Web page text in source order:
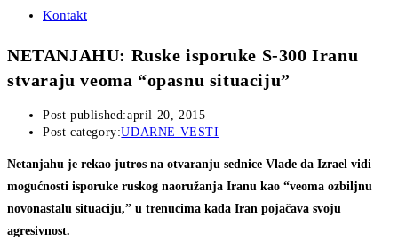
Kontakt
NETANJAHU: Ruske isporuke S-300 Iranu
stvaraju veoma “opasnu situaciju”
Post published:april 20, 2015
Post category:UDARNE VESTI
Netanjahu je rekao jutros na otvaranju sednice Vlade da Izrael vidi
mogućnosti isporuke ruskog naoružanja Iranu kao “veoma ozbiljnu
novonastalu situaciju,” u trenucima kada Iran pojačava svoju
agresivnost.